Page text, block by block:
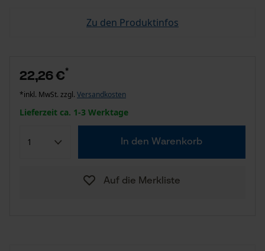
Zu den Produktinfos
22,26 €*
*inkl. MwSt. zzgl. Versandkosten
Lieferzeit ca. 1-3 Werktage
In den Warenkorb
Auf die Merkliste